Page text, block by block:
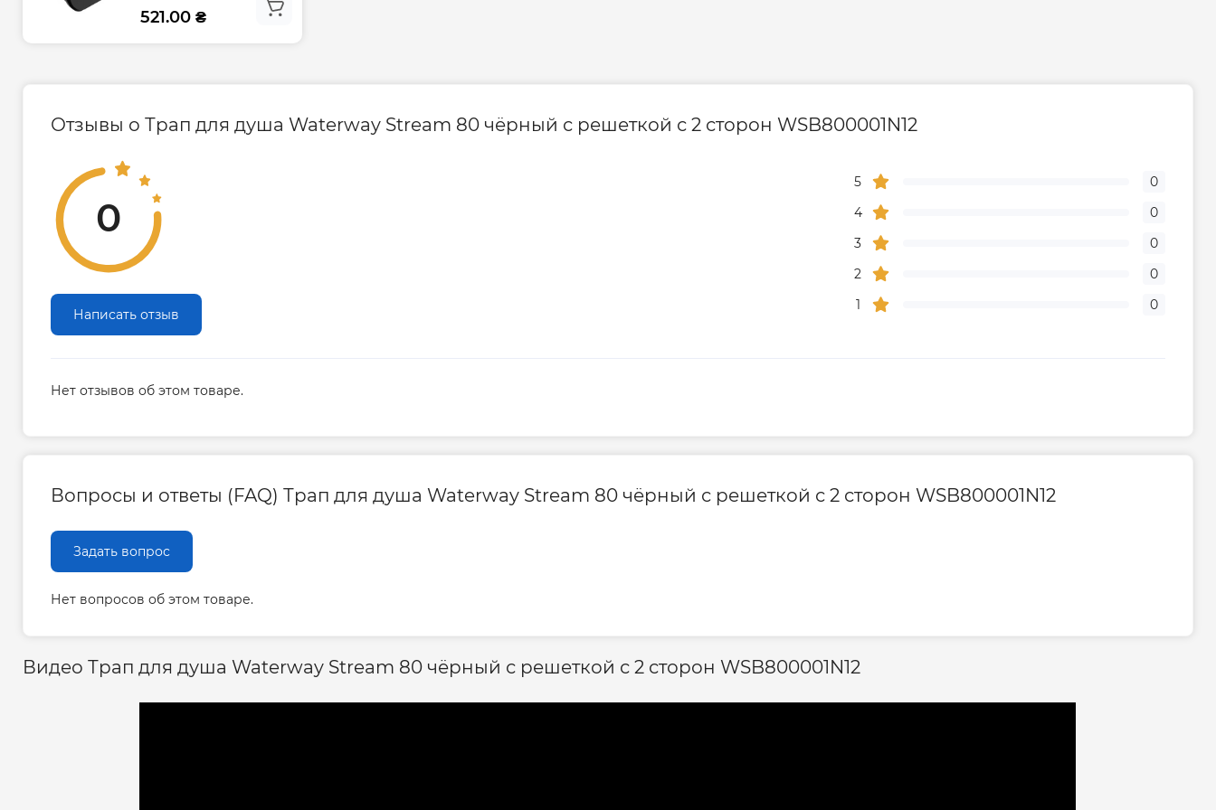
Коллекция – Stream
Материал – Сталь нержавеющая
Высота, мм – 68-108
Страна производства - Украина
521.00 ₴
Отзывы о Трап для душа Waterway Stream 80 чёрный с решеткой с 2 сторон WSB800001N12
0
Написать отзыв
5
0
4
0
3
0
2
0
1
0
Нет отзывов об этом товаре.
Вопросы и ответы (FAQ) Трап для душа Waterway Stream 80 чёрный с решеткой с 2 сторон WSB800001N12
Задать вопрос
Нет вопросов об этом товаре.
Видео Трап для душа Waterway Stream 80 чёрный с решеткой с 2 сторон WSB800001N12